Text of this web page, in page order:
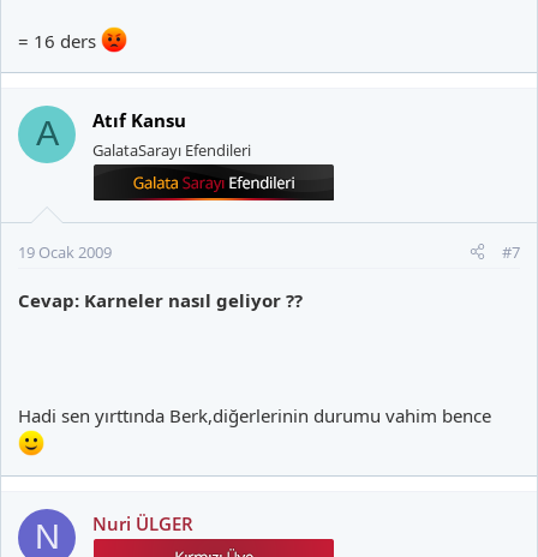
= 16 ders
A Atıf Kansu
GalataSarayı Efendileri
19 Ocak 2009 #7
Cevap: Karneler nasıl geliyor ??
Hadi sen yırttında Berk,diğerlerinin durumu vahim bence
N Nuri ÜLGER